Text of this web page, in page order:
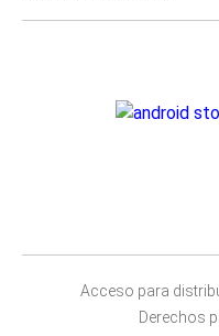
Acceso para
Derechos